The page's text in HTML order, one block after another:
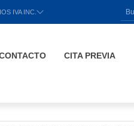
IVA INC.
CITA PREVIA